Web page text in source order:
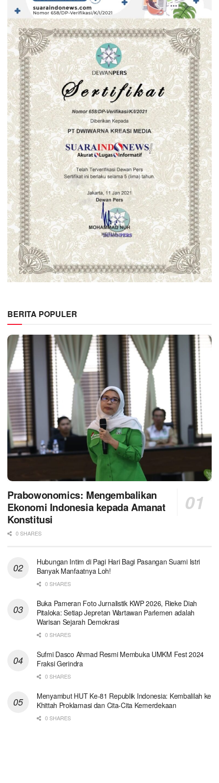
BERITA POPULER
Prabowonomics: Mengembalikan
Ekonomi Indonesia kepada Amanat
Konstitusi
0 SHARES
Hubungan Intim di Pagi Hari Bagi Pasangan Suami Istri
Banyak Manfaatnya Loh!
0 SHARES
Buka Pameran Foto Jurnalistik KWP 2026, Rieke Diah
Pitaloka: Setiap Jepretan Wartawan Parlemen adalah
Warisan Sejarah Demokrasi
0 SHARES
Sufmi Dasco Ahmad Resmi Membuka UMKM Fest 2024
Fraksi Gerindra
0 SHARES
Menyambut HUT Ke-81 Republik Indonesia: Kembalilah ke
Khittah Proklamasi dan Cita-Cita Kemerdekaan
0 SHARES